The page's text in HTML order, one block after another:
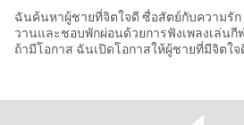
ฉันค้นหาผู้ชายที่จิตใจดี ซื่อสัตย์กับความรั
วานและชอบพักผ่อนด้วยการฟังเพลงเล่นกี
ถ้ามีโอกาส ฉันเปิดโอกาสให้ผู้ชายที่มีจิตใ